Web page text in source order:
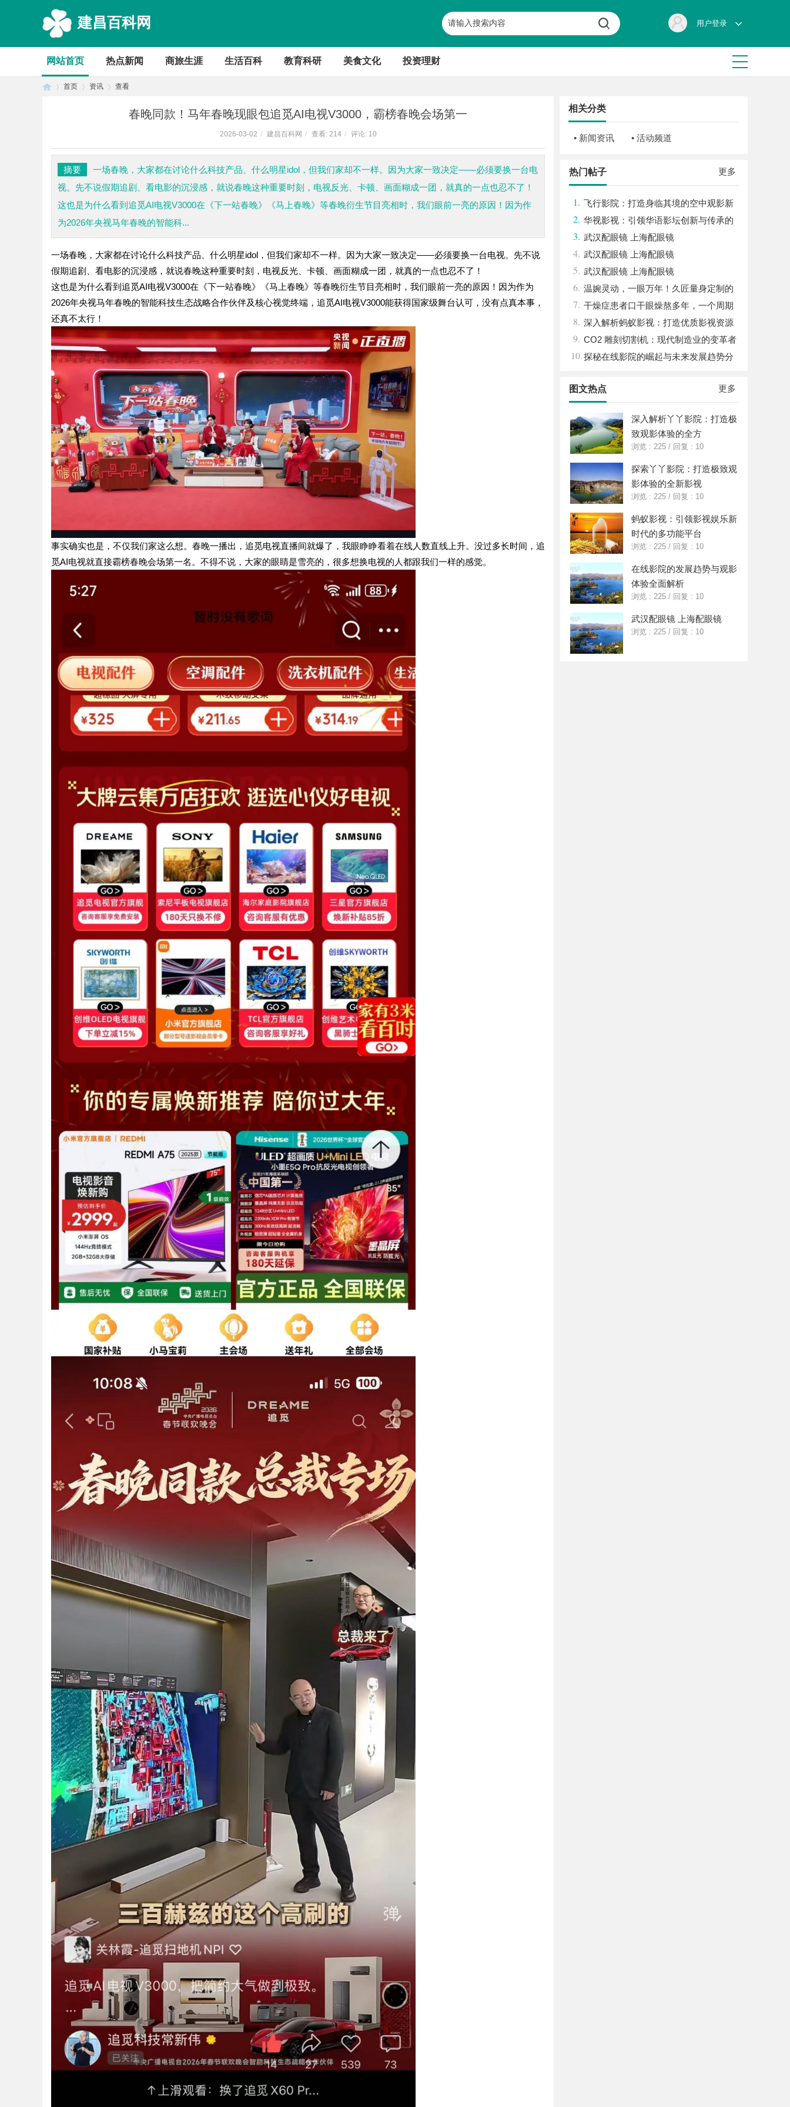
建昌百科网 用户登录
网站首页 热点新闻 商旅生涯 生活百科 教育科研 美食文化 投资理财
首页 资讯 查看
春晚同款！马年春晚现眼包追觅AI电视V3000，霸榜春晚会场第一
2026-03-02 / 建昌百科网 / 查看: 214 / 评论: 10
摘要
一场春晚，大家都在讨论什么科技产品、什么明星idol，但我们家却不一样。因为大家一致决定——必须要换一台电
视。先不说假期追剧、看电影的沉浸感，就说春晚这种重要时刻，电视反光、卡顿、画面糊成一团，就真的一点也忍不了！
这也是为什么看到追觅AI电视V3000在《下一站春晚》《马上春晚》等春晚衍生节目亮相时，我们眼前一亮的原因！因为作
为2026年央视马年春晚的智能科...
一场春晚，大家都在讨论什么科技产品、什么明星idol，但我们家却不一样。因为大家一致决定——必须要换一台电视。先不说
假期追剧、看电影的沉浸感，就说春晚这种重要时刻，电视反光、卡顿、画面糊成一团，就真的一点也忍不了！
这也是为什么看到追觅AI电视V3000在《下一站春晚》《马上春晚》等春晚衍生节目亮相时，我们眼前一亮的原因！因为作为
2026年央视马年春晚的智能科技生态战略合作伙伴及核心视觉终端，追觅AI电视V3000能获得国家级舞台认可，没有点真本事，
还真不太行！
事实确实也是，不仅我们家这么想。春晚一播出，追觅电视直播间就爆了，我眼睁睁看着在线人数直线上升。没过多长时间，追
觅AI电视就直接霸榜春晚会场第一名。不得不说，大家的眼睛是雪亮的，很多想换电视的人都跟我们一样的感觉。
相关分类
• 新闻资讯 • 活动频道
更多
热门帖子
1. 飞行影院：打造身临其境的空中观影新
体验
2. 华视影视：引领华语影坛创新与传承的
文化先锋
3. 武汉配眼镜 上海配眼镜
4. 武汉配眼镜 上海配眼镜
5. 武汉配眼镜 上海配眼镜
6. 温婉灵动，一眼万年！久匠量身定制的
眉眼唇，才是你整张脸的点睛之笔！淡颜系
女生的气质加分项
7. 干燥症患者口干眼燥熬多年，一个周期
缓过来？老中医：一张辨证方对症，身体找
回津液
8. 深入解析蚂蚁影视：打造优质影视资源
新平台
9. CO2 雕刻切割机：现代制造业的变革者
10.探秘在线影院的崛起与未来发展趋势分
更多
图文热点
深入解析丫丫影院：打造极
致观影体验的全方
浏览 : 225 / 回复 : 10
探索丫丫影院：打造极致观
影体验的全新影视
浏览 : 225 / 回复 : 10
蚂蚁影视：引领影视娱乐新
时代的多功能平台
浏览 : 225 / 回复 : 10
在线影院的发展趋势与观影
体验全面解析
浏览 : 225 / 回复 : 10
武汉配眼镜 上海配眼镜
浏览 : 225 / 回复 : 10